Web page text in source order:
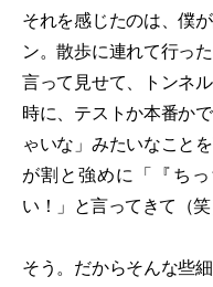
それを感じたのは、僕
ン。散歩に連れて行っ
言って見せて、トンネ
時に、テストか本番か
ゃいな」みたいなこと
が割と強めに「『ち
い！」と言ってきて（笑
そう。だからそんな些